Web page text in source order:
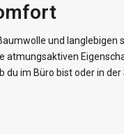
und langlebigen
atmungsaktiven
du im Büro bist oder in